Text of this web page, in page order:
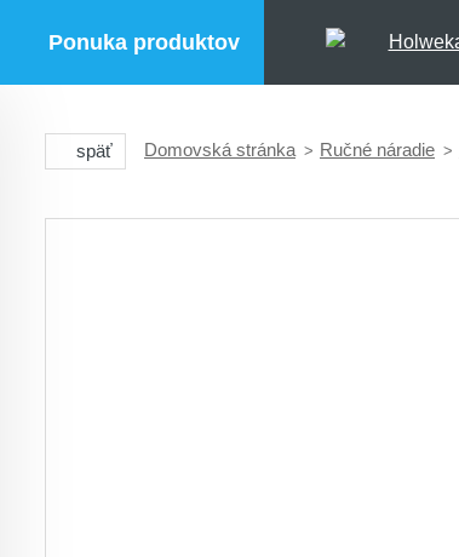
Ponuka produktov
späť Domovská stránka Ručné náradie